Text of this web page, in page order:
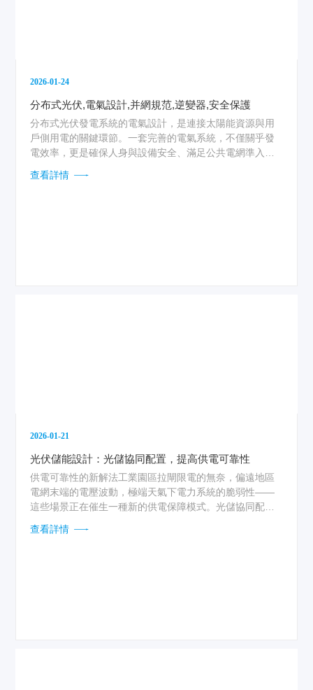
2026-01-24
分布式光伏,電氣設計,并網規范,逆變器,安全保護
分布式光伏發電系統的電氣設計，是連接太陽能資源與用
戶側用電的關鍵環節。一套完善的電氣系統，不僅關乎發
電效率，更是確保人身與設備安全、滿足公共電網準入條
路拓撲，構建一個穩定、可靠且合規的微型電力網絡。...
查看詳情
2026-01-21
光伏儲能設計：光儲協同配置，提高供電可靠性
供電可靠性的新解法工業園區拉閘限電的無奈，偏遠地區
電網末端的電壓波動，極端天氣下電力系統的脆弱性——
這些場景正在催生一種新的供電保障模式。光儲協同配置
償，讓供電可靠性從被動防御轉向主動構建。...
查看詳情